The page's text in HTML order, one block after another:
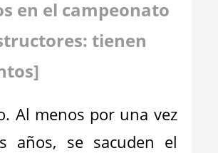
en el campeonato
tienen
Al menos por una vez
años, se sacuden el